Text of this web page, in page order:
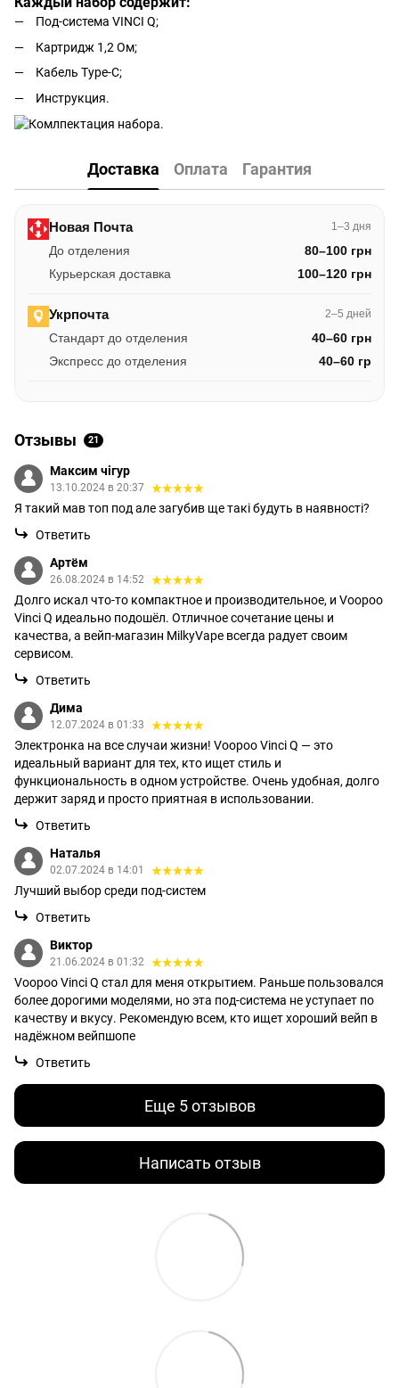
Под-система VINCI Q;
Картридж 1,2 Ом;
Кабель Type-C;
Инструкция.
Доставка Оплата Гарантия
Новая Почта 1–3 дня
До отделения
80–100 грн
Курьерская доставка
100–120 грн
Укрпочта 2–5 дней
Стандарт до отделения
40–60 грн
Экспресс до отделения
40–60 гр
Отзывы 21
Максим чігур
13.10.2024 в 20:37
Я такий мав топ под але загубив ще такі будуть в наявності?
Ответить
Артём
26.08.2024 в 14:52
Долго искал что-то компактное и производительное, и Voopoo
Vinci Q идеально подошёл. Отличное сочетание цены и
качества, а вейп-магазин MilkyVape всегда радует своим
сервисом.
Ответить
Дима
12.07.2024 в 01:33
Электронка на все случаи жизни! Voopoo Vinci Q — это
идеальный вариант для тех, кто ищет стиль и
функциональность в одном устройстве. Очень удобная, долго
держит заряд и просто приятная в использовании.
Ответить
Наталья
02.07.2024 в 14:01
Лучший выбор среди под-систем
Ответить
Виктор
21.06.2024 в 01:32
Voopoo Vinci Q стал для меня открытием. Раньше пользовался
более дорогими моделями, но эта под-система не уступает по
качеству и вкусу. Рекомендую всем, кто ищет хороший вейп в
надёжном вейпшопе
Ответить
Еще 5 отзывов
Написать отзыв